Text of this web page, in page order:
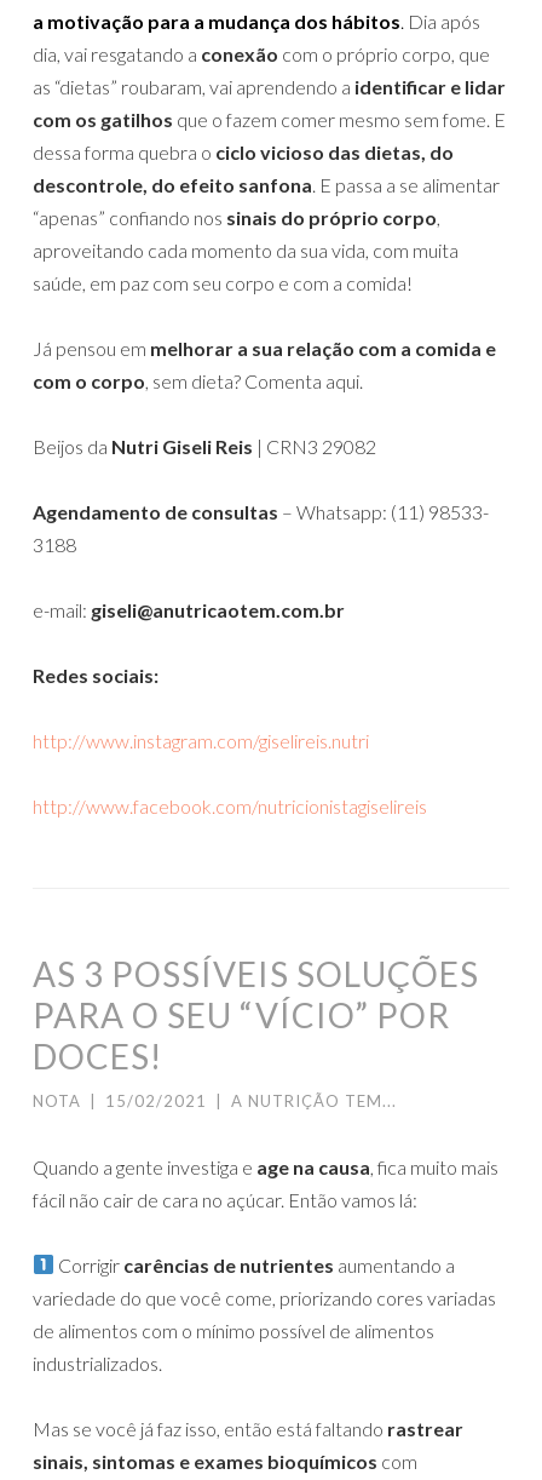
a motivação para a mudança dos hábitos Dia após
dia, vai resgatando a conexão com o próprio corpo, que
as “dietas” roubaram, vai aprendendo a identificar e lidar
com os gatilhos que o fazem comer mesmo sem fome. E
dessa forma quebra o ciclo vicioso das dietas, do
descontrole, do efeito sanfona . E passa a se alimentar
“apenas” confiando nos sinais do próprio corpo
aproveitando cada momento da sua vida, com muita
saúde, em paz com seu corpo e com a comida!
Já pensou em melhorar a sua relação com a comida e
com o corpo , sem dieta? Comenta aqui.
Beijos da Nutri Giseli Reis | CRN3 29082
Agendamento de consultas – Whatsapp: (11) 98533-
3188
e-mail: giseli@anutricaotem.com.br
Redes sociais:
http://www.instagram.com/giselireis.nutri
http://www.facebook.com/nutricionistagiselireis
AS 3 POSSÍVEIS SOLUÇÕES
PARA O SEU “VÍCIO” POR
DOCES!⁣
NOTA | 15/02/2021 | A NUTRIÇÃO TEM...
Quando a gente investiga e age na causa , fica muito mais
fácil não cair de cara no açúcar. Então vamos lá:⁣⁣
Corrigir carências de nutrientes aumentando a
variedade do que você come, priorizando cores variadas
de alimentos com o mínimo possível de alimentos
industrializados. ⁣
Mas se você já faz isso, então está faltando rastrear
sinais, sintomas e exames bioquímicos com